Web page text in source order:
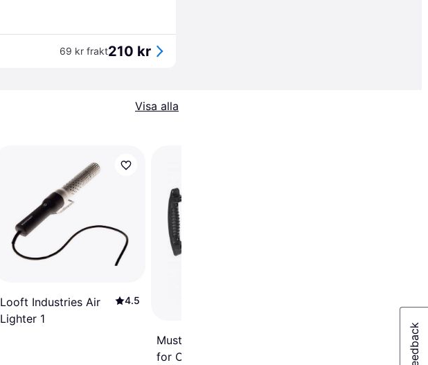
69 kr frakt210 kr
Visa alla
Looft Industries Air
Lighter 1
4.5
Mustang Chimney Starter
for Charcoal 218140